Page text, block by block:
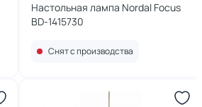
Настольная лампа Nordal Focus
BD-1415730
Снят с производства